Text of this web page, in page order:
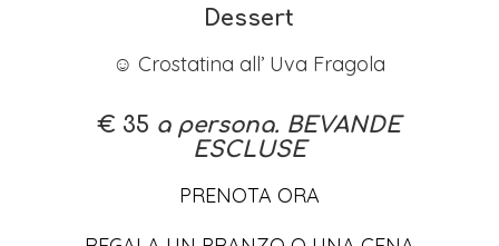
Dessert
☺ Crostatina all’ Uva Fragola
€ 35 a persona. BEVANDE
ESCLUSE
PRENOTA ORA